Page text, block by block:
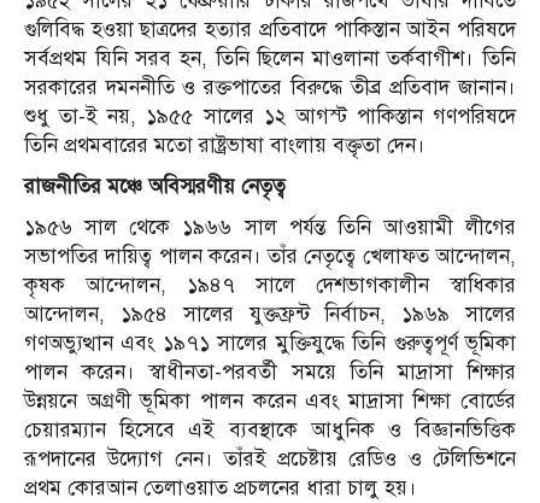
গুলিবিদ্ধ হওয়া ছাত্রদের হত্যার প্রতিবাদে পাকিস্তান আইন পরিষদে
সর্বপ্রথম যিনি সরব হন, তিনি ছিলেন মাওলানা তর্কবাগীশ। তিনি
সরকারের দমননীতি ও রক্তপাতের বিরুদ্ধে তীব্র প্রতিবাদ জানান।
শুধু তা-ই নয়, ১৯৫৫ সালের ১২ আগস্ট পাকিস্তান গণপরিষদে
তিনি প্রথমবারের মতো রাষ্ট্রভাষা বাংলায় বক্তৃতা দেন।
রাজনীতির মঞ্চে অবিস্মরণীয় নেতৃত্ব
১৯৫৬ সাল থেকে ১৯৬৬ সাল পর্যন্ত তিনি আওয়ামী লীগের
সভাপতির দায়িত্ব পালন করেন। তাঁর নেতৃত্বে খেলাফত আন্দোলন,
কৃষক আন্দোলন, ১৯৪৭ সালে দেশভাগকালীন স্বাধিকার
আন্দোলন, ১৯৫৪ সালের যুক্তফ্রন্ট নির্বাচন, ১৯৬৯ সালের
গণঅভ্যুত্থান এবং ১৯৭১ সালের মুক্তিযুদ্ধে তিনি গুরুত্বপূর্ণ ভূমিকা
পালন করেন। স্বাধীনতা-পরবর্তী সময়ে তিনি মাদ্রাসা শিক্ষার
উন্নয়নে অগ্রণী ভূমিকা পালন করেন এবং মাদ্রাসা শিক্ষা বোর্ডের
চেয়ারম্যান হিসেবে এই ব্যবস্থাকে আধুনিক ও বিজ্ঞানভিত্তিক
রূপদানের উদ্যোগ নেন। তাঁরই প্রচেষ্টায় রেডিও ও টেলিভিশনে
প্রথম কোরআন তেলাওয়াত প্রচলনের ধারা চালু হয়।